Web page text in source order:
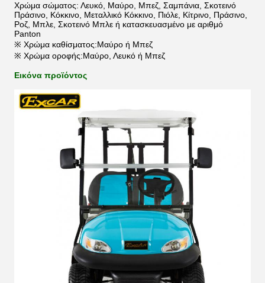
Χρώμα σώματος: Λευκό, Μαύρο, Μπεζ, Σαμπάνια, Σκοτεινό
Πράσινο, Κόκκινο, Μεταλλικό Κόκκινο, Πιόλε, Κίτρινο, Πράσινο,
Ροζ, Μπλε, Σκοτεινό Μπλε ή κατασκευασμένο με αριθμό
Panton
※ Χρώμα καθίσματος:Μαύρο ή Μπεζ
※ Χρώμα οροφής:Μαύρο, Λευκό ή Μπεζ
Εικόνα προϊόντος